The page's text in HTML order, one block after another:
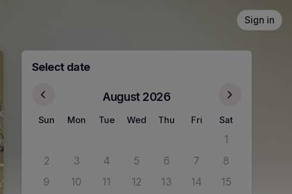
Sign in
Select date
August 2026
Sun Mon Tue Wed Thu Fri Sat
1No tickets
2No tickets available
3
No tickets available
4No tickets available
5
No tickets available
6No tickets available
7No tickets available
8No tickets
9No tickets available
10No tickets available
11No tickets available
12No tickets available
13No tickets available
14No tickets available
15No tickets